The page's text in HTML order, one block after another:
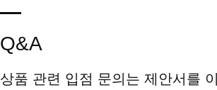
Q&A
상품 관련 입점 문의는 제안서를